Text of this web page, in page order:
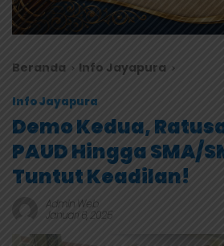
Beranda Info Jayapura
Info Jayapura
Demo Kedua,
PAUD Hingga SMA/
Tuntut Keadilan!
Admin Web
Januari 6, 2025